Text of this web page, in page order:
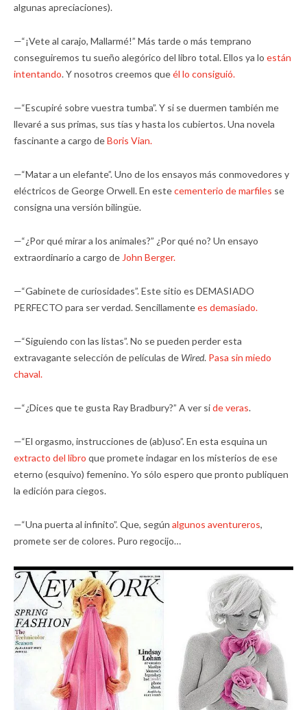
algunas apreciaciones).
—“¡Vete al carajo, Mallarmé!” Más tarde o más temprano
conseguiremos tu sueño alegórico del libro total. Ellos ya lo están
intentando. Y nosotros creemos queél lo consiguió.
—“Escupiré sobre vuestra tumba”. Y si se duermen también me
llevaré a sus primas, sus tías y hasta los cubiertos. Una novela
fascinante a cargo deBoris Vian.
—“Matar a un elefante”. Uno de los ensayos más conmovedores y
eléctricos de George Orwell. En estecementerio de marfiles se
consigna una versión bilingüe.
—“¿Por qué mirar a los animales?” ¿Por qué no? Un ensayo
extraordinario a cargo de John Berger.
—“Gabinete de curiosidades”. Este sitio es DEMASIADO
PERFECTO para ser verdad. Sencillamentees demasiado.
—“Siguiendo con las listas”. No se pueden perder esta
extravagante selección de películas de Wired. Pasa sin miedo
chaval.
—“¿Dices que te gusta Ray Bradbury?” A ver side veras.
—“El orgasmo, instrucciones de (ab)uso”. En esta esquina un
extracto del libro que promete indagar en los misterios de ese
eterno (esquivo) femenino. Yo sólo espero que pronto publiquen
la edición para ciegos.
—“Una puerta al infinito”. Que, según algunos aventureros,
promete ser de colores. Puro regocijo…